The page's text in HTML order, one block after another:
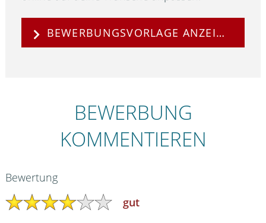
BEWERBUNGSVORLAGE ANZEIGEN
BEWERBUNG
KOMMENTIEREN
Bewertung
gut